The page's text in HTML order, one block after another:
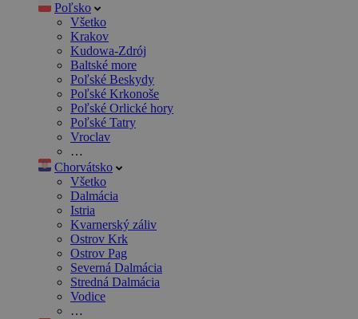
Poľsko
Všetko
Krakov
Kudowa-Zdrój
Baltské more
Poľské Beskydy
Poľské Krkonoše
Poľské Orlické hory
Poľské Tatry
Vroclav
…
Chorvátsko
Všetko
Dalmácia
Istria
Kvarnerský záliv
Ostrov Krk
Ostrov Pag
Severná Dalmácia
Stredná Dalmácia
Vodice
…